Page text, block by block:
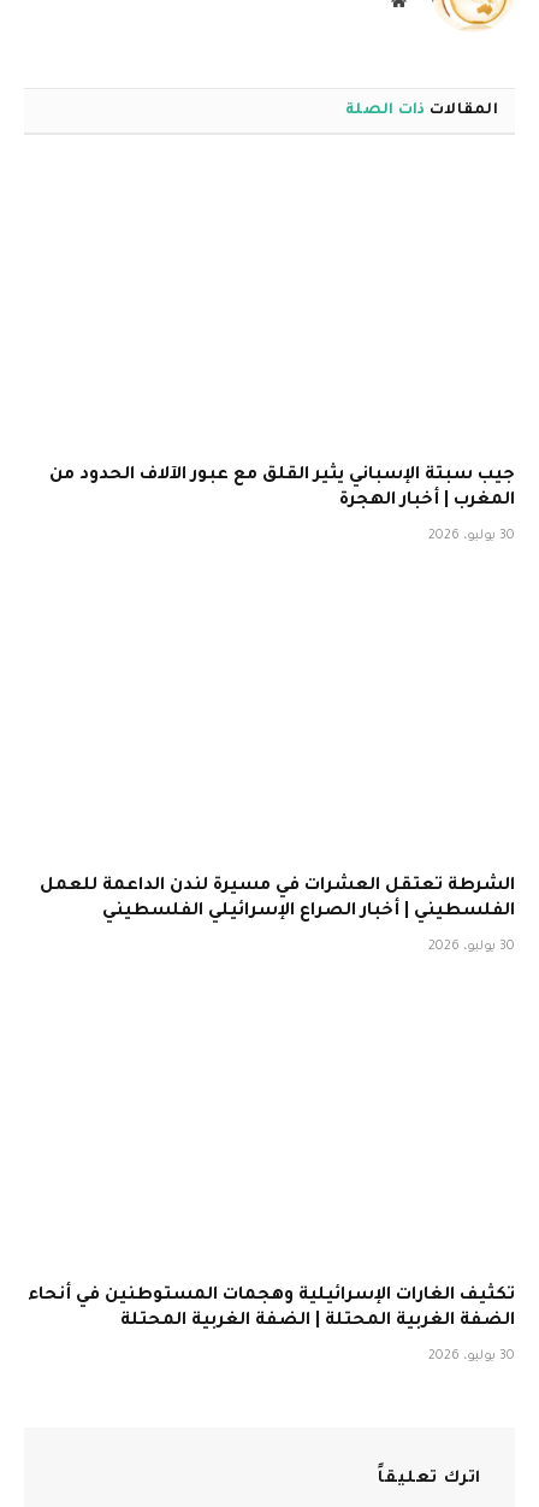
المقالات ذات الصلة
جيب سبتة الإسباني يثير القلق مع عبور الآلاف الحدود من
المغرب | أخبار الهجرة
30 يوليو، 2026
الشرطة تعتقل العشرات في مسيرة لندن الداعمة للعمل
الفلسطيني | أخبار الصراع الإسرائيلي الفلسطيني
30 يوليو، 2026
تكثيف الغارات الإسرائيلية وهجمات المستوطنين في أنحاء
الضفة الغربية المحتلة | الضفة الغربية المحتلة
30 يوليو، 2026
اترك تعليقاً